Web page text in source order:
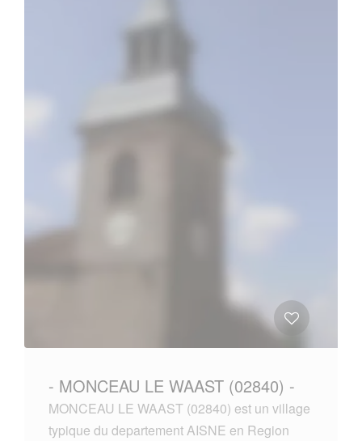
- MONCEAU LE WAAST (02840) -
MONCEAU LE WAAST (02840) est un village
typique du departement AISNE en Region